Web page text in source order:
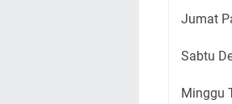
Jumat
Sabtu
Minggu